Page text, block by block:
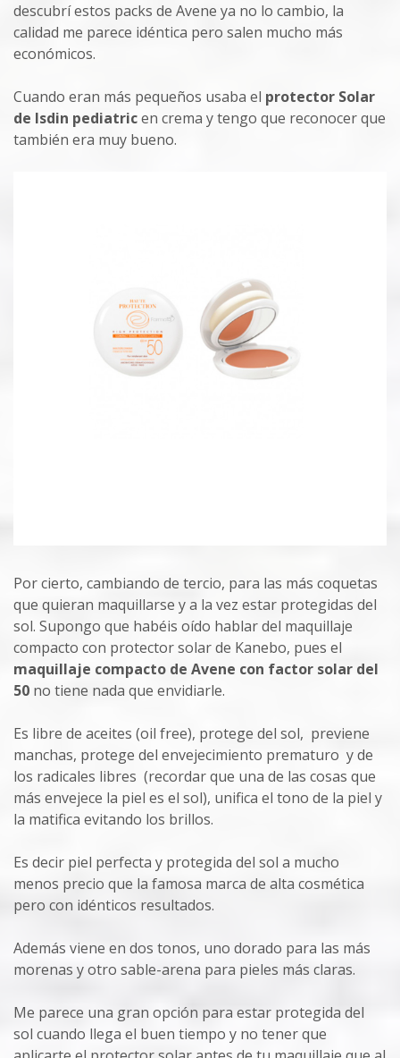
descubrí estos packs de Avene ya no lo cambio, la
calidad me parece idéntica pero salen mucho más
económicos.
Cuando eran más pequeños usaba el protector Solar
de Isdin pediatricen crema y tengo que reconocer que
también era muy bueno.
Por cierto, cambiando de tercio, para las más coquetas
que quieran maquillarse y a la vez estar protegidas del
sol. Supongo que habéis oído hablar del maquillaje
compacto con protector solar de Kanebo, pues el
maquillaje compacto de Avene con factor solar del
50 no tiene nada que envidiarle.
Es libre de aceites (oil free), protege del sol, previene
manchas, protege del envejecimiento prematuro y de
los radicales libres (recordar que una de las cosas que
más envejece la piel es el sol), unifica el tono de la piel y
la matifica evitando los brillos.
Es decir piel perfecta y protegida del sol a mucho
menos precio que la famosa marca de alta cosmética
pero con idénticos resultados.
Además viene en dos tonos, uno dorado para las más
morenas y otro sable-arena para pieles más claras.
Me parece una gran opción para estar protegida del
sol cuando llega el buen tiempo y no tener que